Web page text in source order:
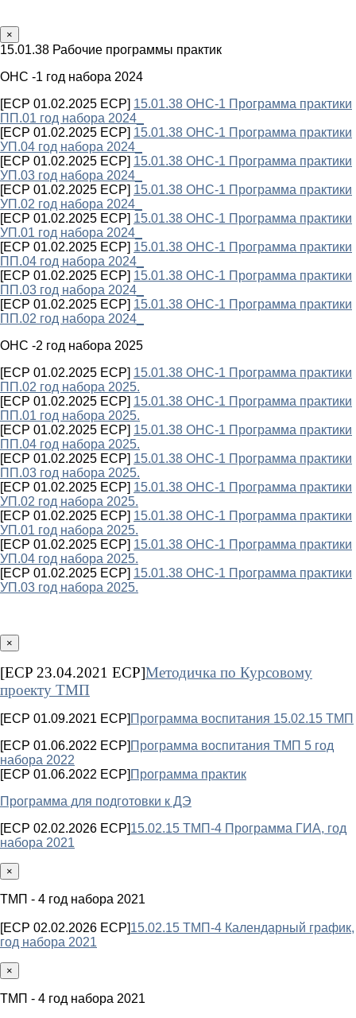
×
15.01.38 Рабочие программы практик
ОНС -1 год набора 2024
[ECP 01.02.2025 ECP] 15.01.38 ОНС-1 Программа практики
ПП.01 год набора 2024_
[ECP 01.02.2025 ECP] 15.01.38 ОНС-1 Программа практики
УП.04 год набора 2024_
[ECP 01.02.2025 ECP] 15.01.38 ОНС-1 Программа практики
УП.03 год набора 2024_
[ECP 01.02.2025 ECP] 15.01.38 ОНС-1 Программа практики
УП.02 год набора 2024_
[ECP 01.02.2025 ECP] 15.01.38 ОНС-1 Программа практики
УП.01 год набора 2024_
[ECP 01.02.2025 ECP] 15.01.38 ОНС-1 Программа практики
ПП.04 год набора 2024_
[ECP 01.02.2025 ECP] 15.01.38 ОНС-1 Программа практики
ПП.03 год набора 2024_
[ECP 01.02.2025 ECP] 15.01.38 ОНС-1 Программа практики
ПП.02 год набора 2024_
ОНС -2 год набора 2025
[ECP 01.02.2025 ECP] 15.01.38 ОНС-1 Программа практики
ПП.02 год набора 2025.
[ECP 01.02.2025 ECP] 15.01.38 ОНС-1 Программа практики
ПП.01 год набора 2025.
[ECP 01.02.2025 ECP] 15.01.38 ОНС-1 Программа практики
ПП.04 год набора 2025.
[ECP 01.02.2025 ECP] 15.01.38 ОНС-1 Программа практики
ПП.03 год набора 2025.
[ECP 01.02.2025 ECP] 15.01.38 ОНС-1 Программа практики
УП.02 год набора 2025.
[ECP 01.02.2025 ECP] 15.01.38 ОНС-1 Программа практики
УП.01 год набора 2025.
[ECP 01.02.2025 ECP] 15.01.38 ОНС-1 Программа практики
УП.04 год набора 2025.
[ECP 01.02.2025 ECP] 15.01.38 ОНС-1 Программа практики
УП.03 год набора 2025.
×
[ECP 23.04.2021 ECP]Методичка по Курсовому
проекту ТМП
[ECP 01.09.2021 ECP] Программа воспитания 15.02.15 ТМП
[ECP 01.06.2022 ECP] Программа воспитания ТМП 5 год
набора 2022
[ECP 01.06.2022 ECP] Программа практик
Программа для подготовки к ДЭ
[ECP 02.02.2026 ECP]15.02.15 ТМП-4 Программа ГИА, год
набора 2021
×
ТМП - 4 год набора 2021
[ECP 02.02.2026 ECP]15.02.15 ТМП-4 Календарный график,
год набора 2021
×
ТМП - 4 год набора 2021